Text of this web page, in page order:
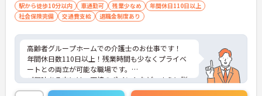
駅から徒歩10分以内 車通勤可 残業少なめ
年間休日110日以上
社会保険完備
交通費支給 退職金制度あり
高齢者グループホームでの介護士のお仕事です！
年間休日数110日以上！残業時間も少なくプライベ
ートとの両立が可能な職場です。
ご興味ある方には、面接のポイントなど、さらに詳
細をお話致しますのでお気軽にご相談ください。